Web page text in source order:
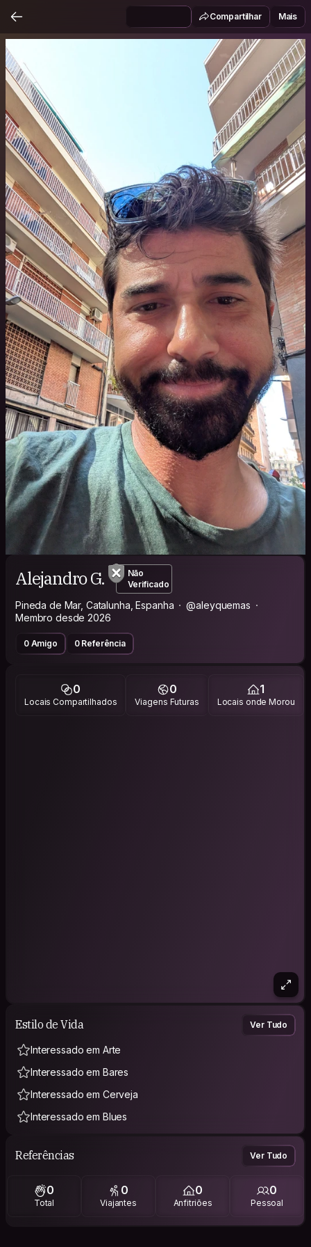
Compartilhar Mais
Alejandro G.
Não
Verificado
Pineda de Mar, Catalunha, Espanha
@aleyquemas
Membro desde 2026
0 Amigo 0 Referência
0
Locais Compartilhados
0
Viagens Futuras
1
Locais onde Morou
Estilo de Vida Ver Tudo
Interessado em Arte
Interessado em Bares
Interessado em Cerveja
Interessado em Blues
Referências Ver Tudo
0
Total
0
Viajantes
0
Anfitriões
0
Pessoal